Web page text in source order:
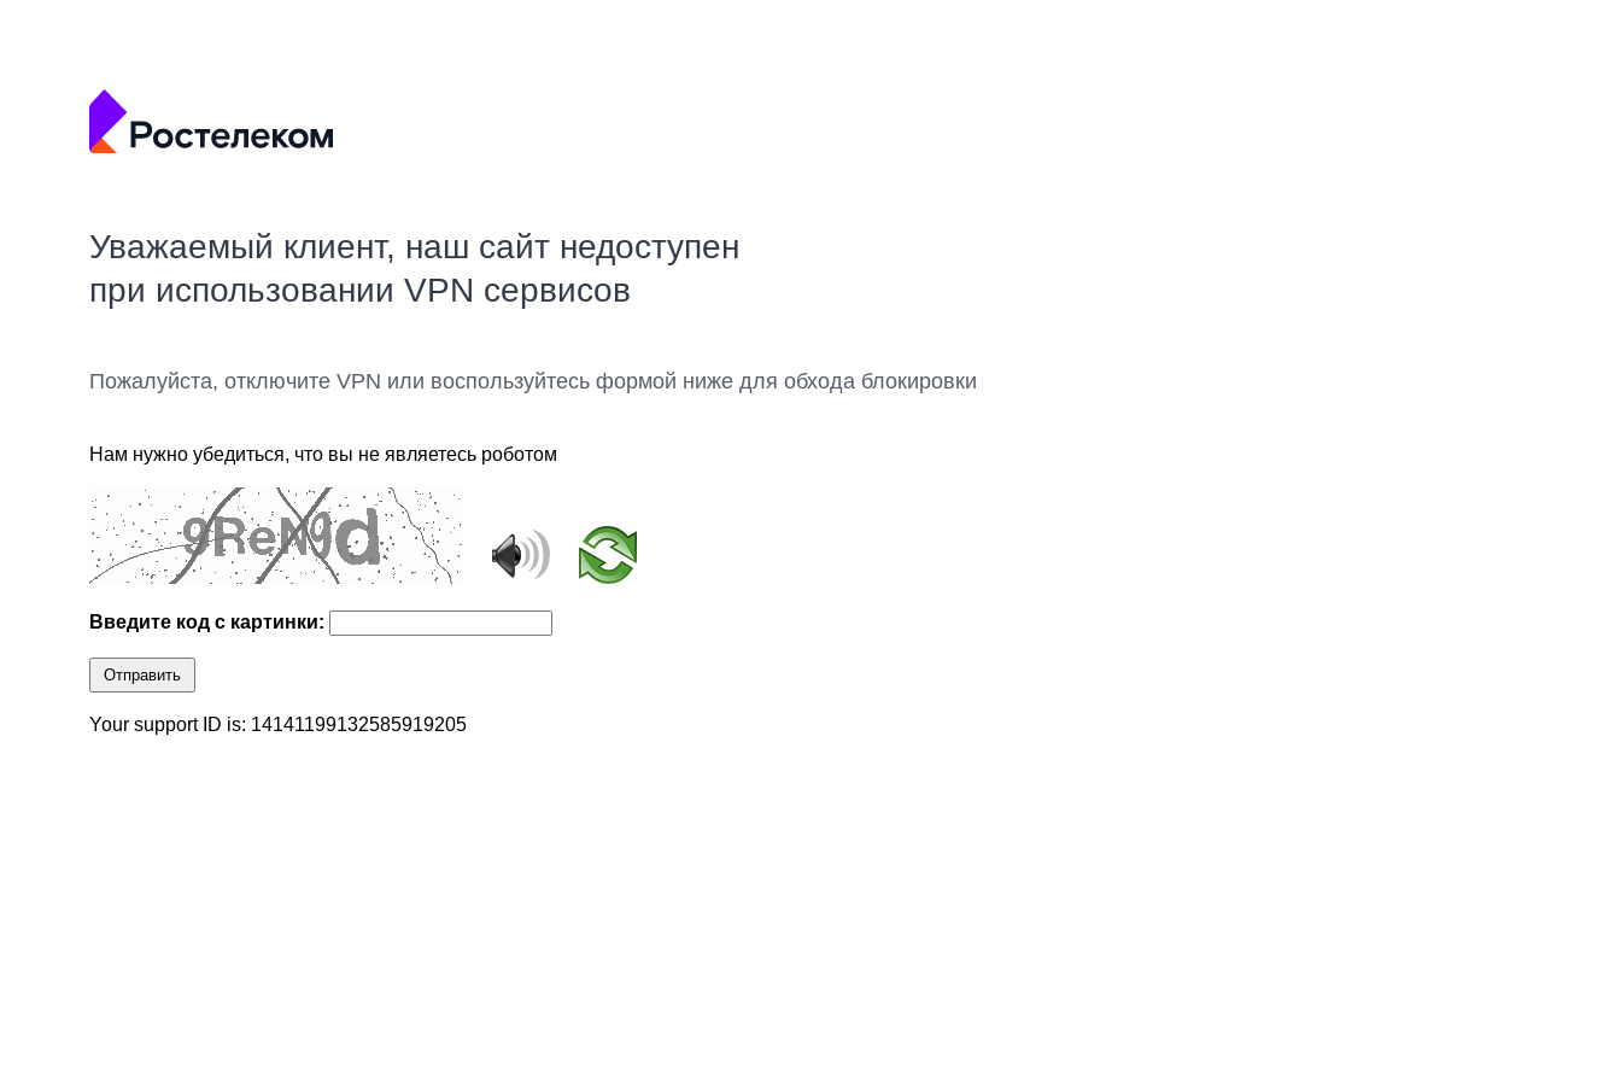
Уважаемый клиент, наш сайт недоступен
при использовании VPN сервисов
Пожалуйста, отключите VPN или воспользуйтесь формой ниже для обхода блокировки
Нам нужно убедиться, что вы не являетесь роботом
Введите код с картинки:
Отправить
Your support ID is: 14141199132585919205